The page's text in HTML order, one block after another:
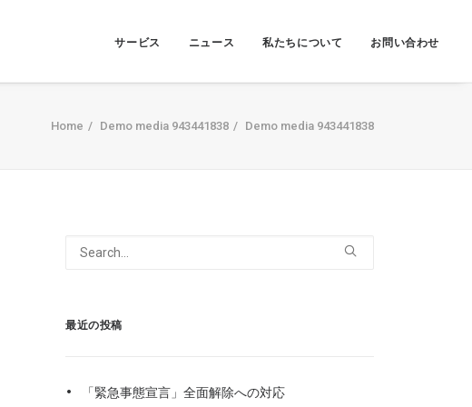
サービス ニュース 私たちについて お問い合わせ
Home Demo media 943441838 Demo media 943441838
最近の投稿
「緊急事態宣言」全面解除への対応